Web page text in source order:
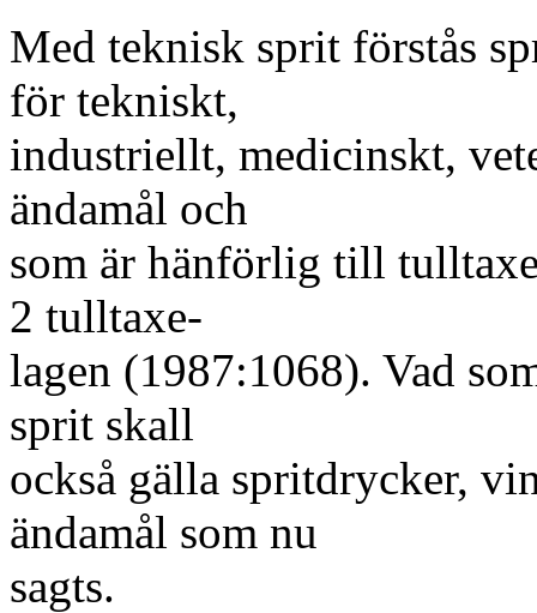
Med teknisk sprit förstås
för tekniskt,
industriellt, medicinskt,
ändamål och
som är hänförlig till
2 tulltaxe-
lagen (1987:1068). Vad
sprit skall
också gälla spritdrycker,
ändamål som nu
sagts.